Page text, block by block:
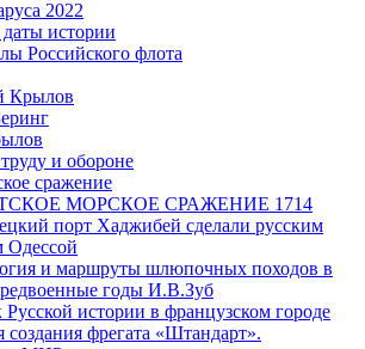
2022
истории
Российского флота
Крылов
и обороне
сражение
МОРСКОЕ СРАЖЕНИЕ 1714
порт Хаджибей сделали русским
Одессой
и маршруты шлюпочных походов в
годы И.В.Зуб
Русской истории в французском городе
создания фрегата «Штандарт».